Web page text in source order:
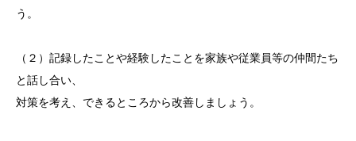
う。
（２）記録したことや経験したことを家族や従業員等の仲間たち
と話し合い、
対策を考え、できるところから改善しましょう。